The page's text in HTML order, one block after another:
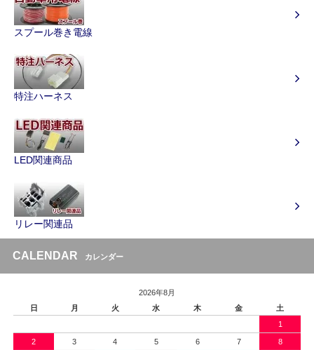
スプール巻き電線
特注ハーネス
LED関連商品
リレー関連品
CALENDAR カレンダー
2026年8月
日
月 火 水 木 金
土
1
2 3 4 5 6 7 8